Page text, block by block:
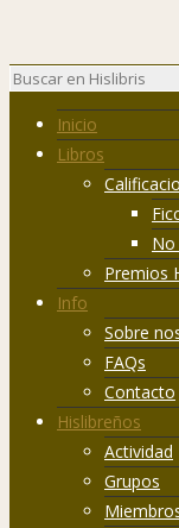
Inicio
Libros
No
Premios
Info
Sobre
FAQs
Contacto
Hislibreños
Actividad
Grupos